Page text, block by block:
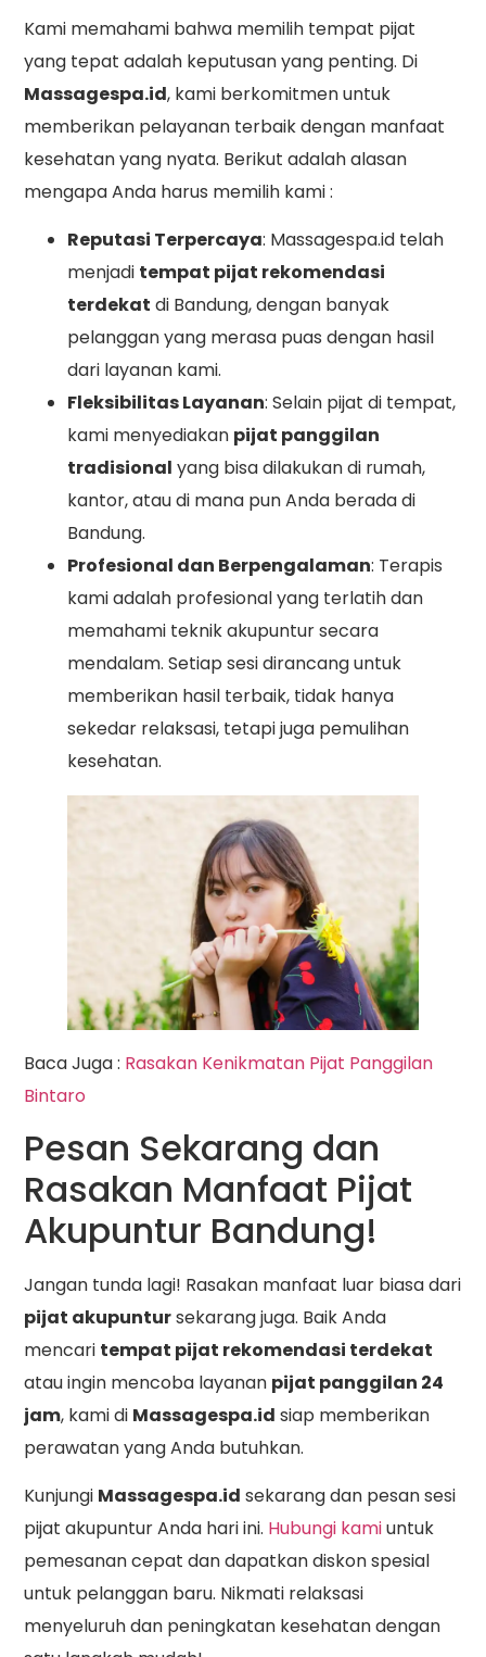
Kami memahami bahwa memilih tempat pijat
yang tepat adalah keputusan yang penting. Di
Massagespa.id, kami berkomitmen untuk
memberikan pelayanan terbaik dengan manfaat
kesehatan yang nyata. Berikut adalah alasan
mengapa Anda harus memilih kami :
Reputasi Terpercaya: Massagespa.id telah
menjadi tempat pijat rekomendasi
terdekat di Bandung, dengan banyak
pelanggan yang merasa puas dengan hasil
dari layanan kami.
Fleksibilitas Layanan: Selain pijat di tempat,
kami menyediakan pijat panggilan
tradisional yang bisa dilakukan di rumah,
kantor, atau di mana pun Anda berada di
Bandung.
Profesional dan Berpengalaman: Terapis
kami adalah profesional yang terlatih dan
memahami teknik akupuntur secara
mendalam. Setiap sesi dirancang untuk
memberikan hasil terbaik, tidak hanya
sekedar relaksasi, tetapi juga pemulihan
kesehatan.
Baca Juga : Rasakan Kenikmatan Pijat Panggilan
Bintaro
Pesan Sekarang dan
Rasakan Manfaat Pijat
Akupuntur Bandung!
Jangan tunda lagi! Rasakan manfaat luar biasa dari
pijat akupuntursekarang juga. Baik Anda
mencari tempat pijat rekomendasi terdekat
atau ingin mencoba layanan pijat panggilan 24
jam, kami di Massagespa.id siap memberikan
perawatan yang Anda butuhkan.
Kunjungi Massagespa.id sekarang dan pesan sesi
pijat akupuntur Anda hari ini. Hubungi kamiuntuk
pemesanan cepat dan dapatkan diskon spesial
untuk pelanggan baru. Nikmati relaksasi
menyeluruh dan peningkatan kesehatan dengan